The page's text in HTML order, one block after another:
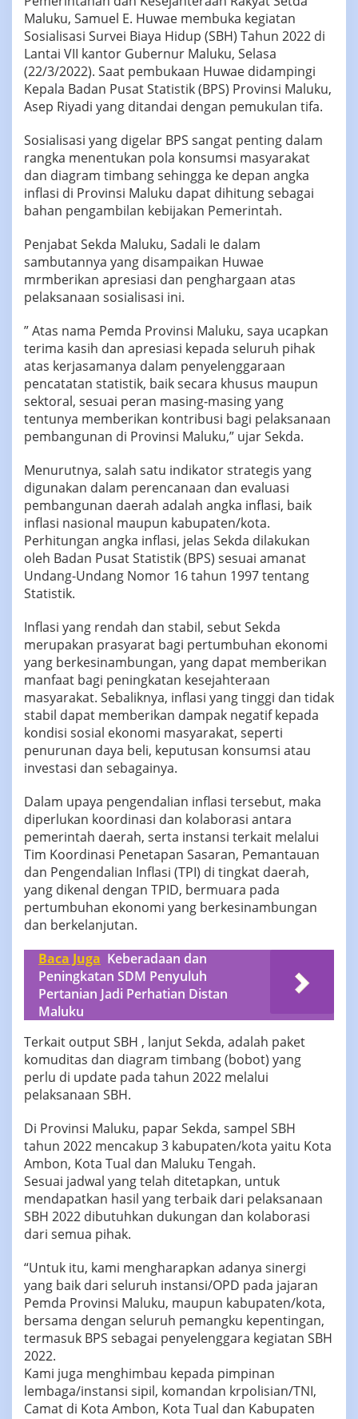
Maluku, Samuel E. Huwae membuka kegiatan
Sosialisasi Survei Biaya Hidup (SBH) Tahun 2022 di
Lantai VII kantor Gubernur Maluku, Selasa
(22/3/2022). Saat pembukaan Huwae didampingi
Kepala Badan Pusat Statistik (BPS) Provinsi Maluku,
Asep Riyadi yang ditandai dengan pemukulan tifa.
Sosialisasi yang digelar BPS sangat penting dalam
rangka menentukan pola konsumsi masyarakat
dan diagram timbang sehingga ke depan angka
inflasi di Provinsi Maluku dapat dihitung sebagai
bahan pengambilan kebijakan Pemerintah.
Penjabat Sekda Maluku, Sadali Ie dalam
sambutannya yang disampaikan Huwae
mrmberikan apresiasi dan penghargaan atas
pelaksanaan sosialisasi ini.
” Atas nama Pemda Provinsi Maluku, saya ucapkan
terima kasih dan apresiasi kepada seluruh pihak
atas kerjasamanya dalam penyelenggaraan
pencatatan statistik, baik secara khusus maupun
sektoral, sesuai peran masing-masing yang
tentunya memberikan kontribusi bagi pelaksanaan
pembangunan di Provinsi Maluku,” ujar Sekda.
Menurutnya, salah satu indikator strategis yang
digunakan dalam perencanaan dan evaluasi
pembangunan daerah adalah angka inflasi, baik
inflasi nasional maupun kabupaten/kota.
Perhitungan angka inflasi, jelas Sekda dilakukan
oleh Badan Pusat Statistik (BPS) sesuai amanat
Undang-Undang Nomor 16 tahun 1997 tentang
Statistik.
Inflasi yang rendah dan stabil, sebut Sekda
merupakan prasyarat bagi pertumbuhan ekonomi
yang berkesinambungan, yang dapat memberikan
manfaat bagi peningkatan kesejahteraan
masyarakat. Sebaliknya, inflasi yang tinggi dan tidak
stabil dapat memberikan dampak negatif kepada
kondisi sosial ekonomi masyarakat, seperti
penurunan daya beli, keputusan konsumsi atau
investasi dan sebagainya.
Dalam upaya pengendalian inflasi tersebut, maka
diperlukan koordinasi dan kolaborasi antara
pemerintah daerah, serta instansi terkait melalui
Tim Koordinasi Penetapan Sasaran, Pemantauan
dan Pengendalian Inflasi (TPI) di tingkat daerah,
yang dikenal dengan TPID, bermuara pada
pertumbuhan ekonomi yang berkesinambungan
dan berkelanjutan.
Baca Juga Keberadaan dan
Peningkatan SDM Penyuluh
Pertanian Jadi Perhatian Distan
Maluku
Terkait output SBH , lanjut Sekda, adalah paket
komuditas dan diagram timbang (bobot) yang
perlu di update pada tahun 2022 melalui
pelaksanaan SBH.
Di Provinsi Maluku, papar Sekda, sampel SBH
tahun 2022 mencakup 3 kabupaten/kota yaitu Kota
Ambon, Kota Tual dan Maluku Tengah.
Sesuai jadwal yang telah ditetapkan, untuk
mendapatkan hasil yang terbaik dari pelaksanaan
SBH 2022 dibutuhkan dukungan dan kolaborasi
dari semua pihak.
“Untuk itu, kami mengharapkan adanya sinergi
yang baik dari seluruh instansi/OPD pada jajaran
Pemda Provinsi Maluku, maupun kabupaten/kota,
bersama dengan seluruh pemangku kepentingan,
termasuk BPS sebagai penyelenggara kegiatan SBH
2022.
Kami juga menghimbau kepada pimpinan
lembaga/instansi sipil, komandan krpolisian/TNI,
Camat di Kota Ambon, Kota Tual dan Kabupaten